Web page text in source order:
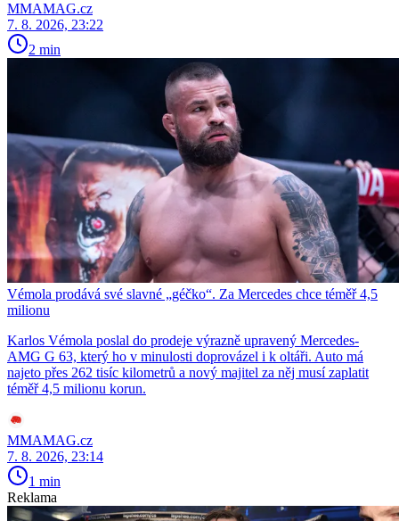
MMAMAG.cz
7. 8. 2026, 23:22
2 min
Vémola prodává své slavné „géčko“. Za Mercedes chce téměř 4,5
milionu
Karlos Vémola poslal do prodeje výrazně upravený Mercedes-
AMG G 63, který ho v minulosti doprovázel i k oltáři. Auto má
najeto přes 262 tisíc kilometrů a nový majitel za něj musí zaplatit
téměř 4,5 milionu korun.
MMAMAG.cz
7. 8. 2026, 23:14
1 min
Reklama